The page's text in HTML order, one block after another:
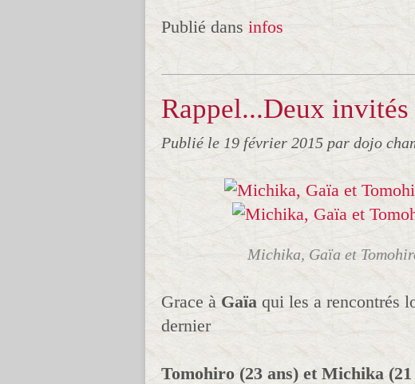
Publié dans infos
Rappel...Deux
Publié le 19 février 2015 par dojo
Michika, Gaïa et
Grace àGaïa qui les a rencontrés
dernier
Tomohiro (23 ans) et Michika (21